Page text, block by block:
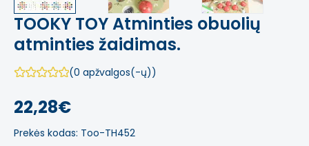
TOOKY TOY Atminties obuolių
atminties žaidimas.
(0 apžvalgos(-ų))
22,28€
Prekės kodas: Too-TH452